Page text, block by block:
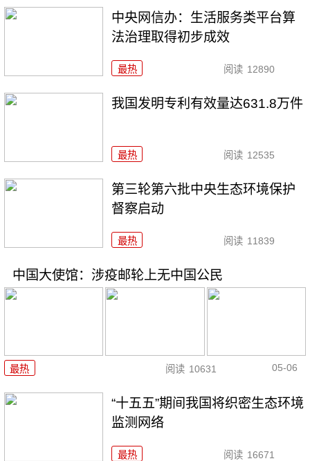
中央网信办：生活服务类平台算
法治理取得初步成效
最热 阅读 12890
我国发明专利有效量达631.8万件
最热 阅读 12535
第三轮第六批中央生态环境保护
督察启动
最热 阅读 11839
中国大使馆：涉疫邮轮上无中国公民
最热 阅读 10631 05-06
“十五五”期间我国将织密生态环境
监测网络
最热 阅读 16671